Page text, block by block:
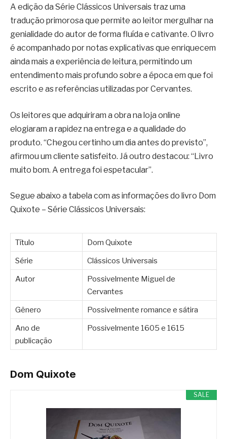
A edição da Série Clássicos Universais traz uma
tradução primorosa que permite ao leitor mergulhar na
genialidade do autor de forma fluída e cativante. O livro
é acompanhado por notas explicativas que enriquecem
ainda mais a experiência de leitura, permitindo um
entendimento mais profundo sobre a época em que foi
escrito e as referências utilizadas por Cervantes.
Os leitores que adquiriram a obra na loja online
elogiaram a rapidez na entrega e a qualidade do
produto. “Chegou certinho um dia antes do previsto”,
afirmou um cliente satisfeito. Já outro destacou: “Livro
muito bom. A entrega foi espetacular”.
Segue abaixo a tabela com as informações do livro Dom
Quixote – Série Clássicos Universais:
Título
Dom Quixote
Série
Clássicos Universais
Autor
Possivelmente Miguel de
Cervantes
Gênero
Possivelmente romance e sátira
Ano de
publicação
Possivelmente 1605 e 1615
Dom Quixote
SALE